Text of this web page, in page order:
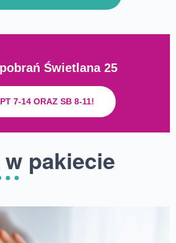
Świetlana 25
7-14 ORAZ SB 8-11!
pakiecie